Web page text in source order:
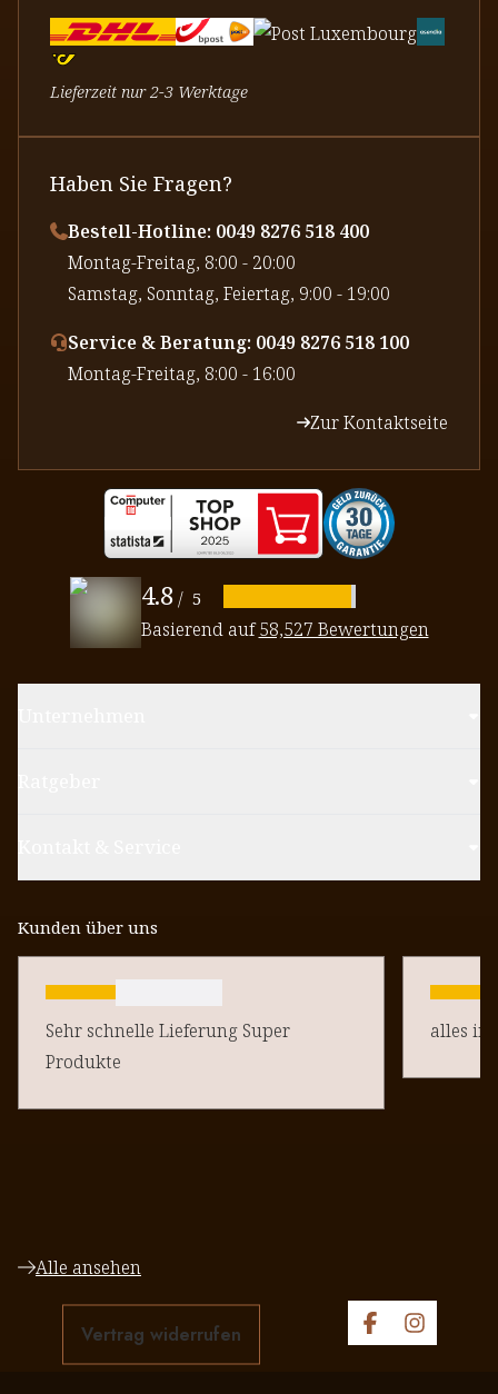
Lieferzeit nur 2-3 Werktage
Haben Sie Fragen?
Bestell-Hotline: 0049 8276 518 400
⁠Montag-Freitag, 8:00 - 20:00
⁠Samstag, Sonntag, Feiertag, 9:00 - 19:00
Service & Beratung: 0049 8276 518 100
⁠Montag-Freitag, 8:00 - 16:00
Zur Kontaktseite
4.8 / 5
Basierend auf58,527 Bewertungen
Kunden über uns
Sehr schnelle Lieferung Super
Produkte
alles in
Alle ansehen
Vertrag widerrufen